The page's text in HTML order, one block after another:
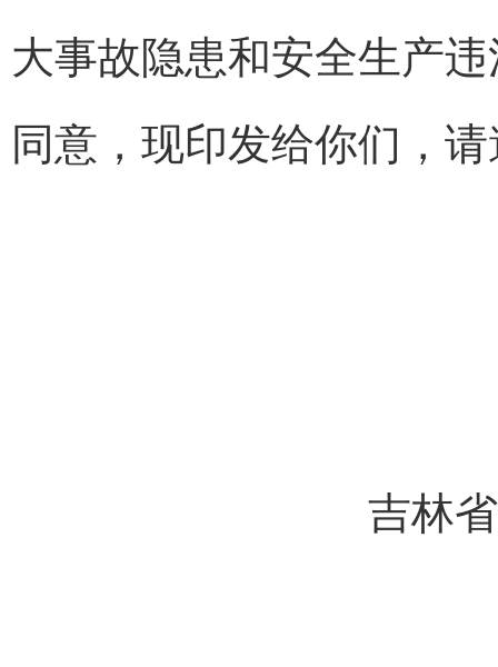
大事故隐患和安全生产
同意，现印发给你们，
吉林省